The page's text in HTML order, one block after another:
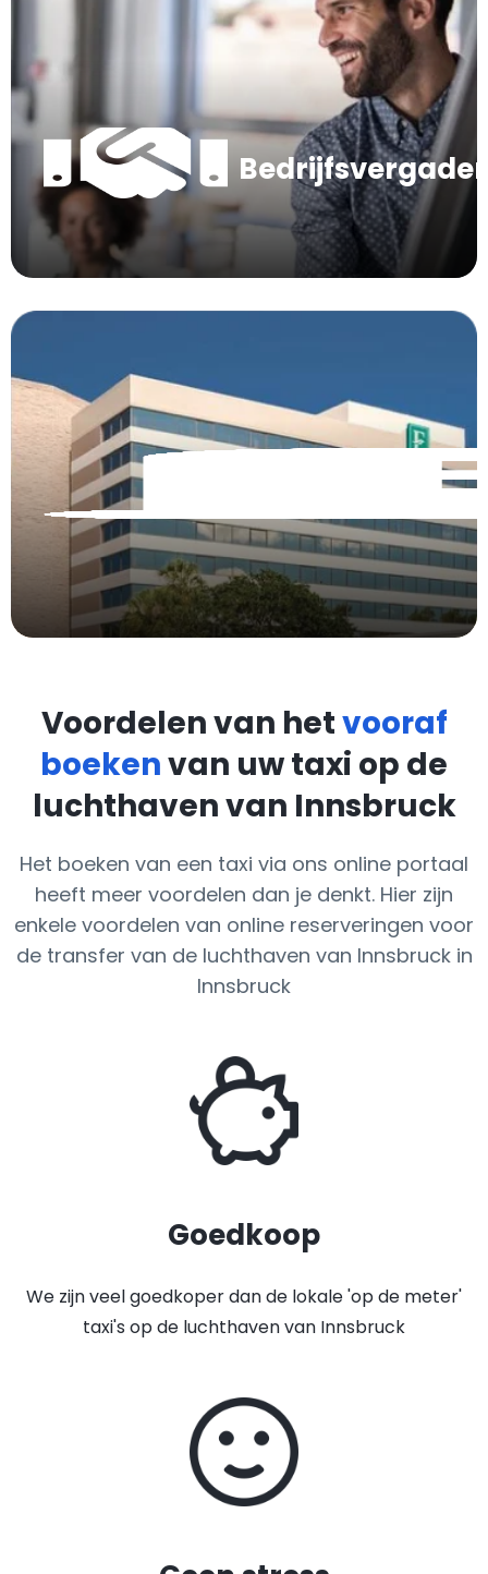
Voordelen van hetvooraf
boekenvan uw taxi op de
luchthaven van Innsbruck
Het boeken van een taxi via ons online portaal
heeft meer voordelen dan je denkt. Hier zijn
enkele voordelen van online reserveringen voor
de transfer van de luchthaven van Innsbruck in
Innsbruck
Goedkoop
We zijn veel goedkoper dan de lokale 'op de meter'
taxi's op de luchthaven van Innsbruck